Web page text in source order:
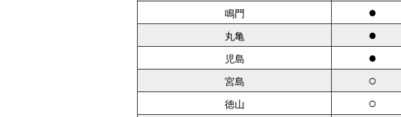
鳴門 ●
丸亀 ●
児島 ●
宮島 ○
徳山 ○